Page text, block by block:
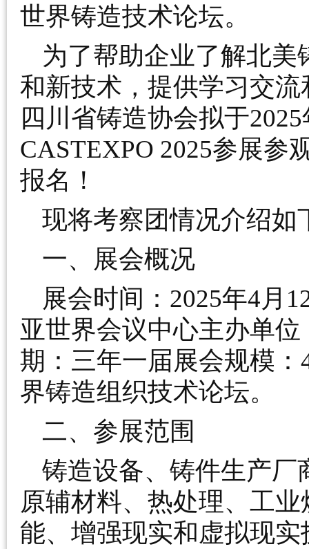
世界铸造技术论坛。
为了帮助企业了解北
和新技术，提供学习交
四川省铸造协会拟于
CASTEXPO 2025参展参
报名！
现将考察团情况介绍如
一、展会概况
展会时间：2025年4月
亚世界会议中心主办单
期：三年一届展会规模：
界铸造组织技术论坛。
二、参展范围
铸造设备、铸件生产厂
原辅材料、热处理、工
能、增强现实和虚拟现